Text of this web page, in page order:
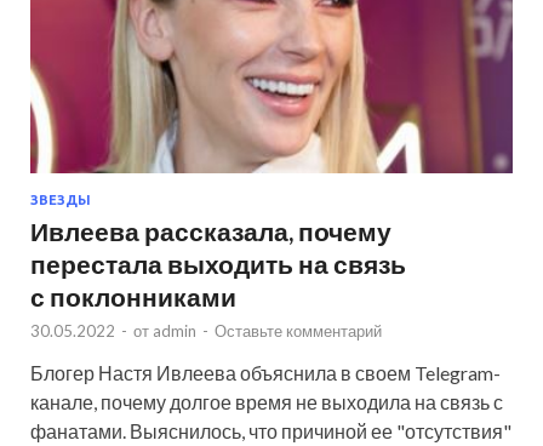
ЗВЕЗДЫ
Ивлеева рассказала, почему
перестала выходить на связь
с поклонниками
30.05.2022 - от admin - Оставьте комментарий
Блогер Настя Ивлеева объяснила в своем Telegram-
канале, почему долгое время не выходила на связь с
фанатами. Выяснилось, что причиной ее "отсутствия"